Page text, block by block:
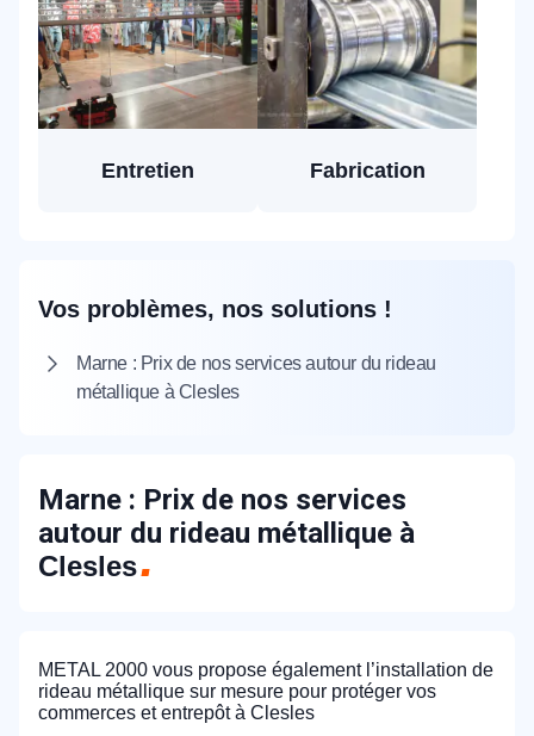
Entretien Fabrication
Vos problèmes, nos solutions !
Marne : Prix de nos services autour du rideau
métallique à Clesles
Marne : Prix de nos services
autour du rideau métallique à
Clesles
METAL 2000 vous propose également l’installation de
rideau métallique sur mesure pour protéger vos
commerces et entrepôt à Clesles